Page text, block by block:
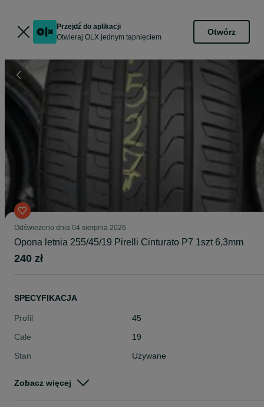
Przejdź do aplikacji
Otwieraj OLX jednym tapnięciem
Otwórz
Odświeżono dnia 04 sierpnia 2026
Opona letnia 255/45/19 Pirelli Cinturato P7 1szt 6,3mm
240 zł
SPECYFIKACJA
Profil
45
Cale
19
Stan
Używane
Zobacz więcej